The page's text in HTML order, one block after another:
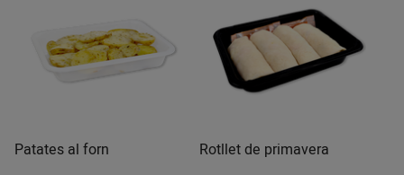
Patates al forn Rotllet de primavera